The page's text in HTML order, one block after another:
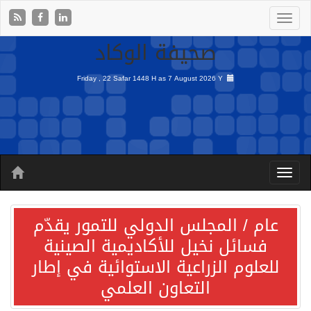
صحيفة الوكاد
Friday , 22 Safar 1448 H as7 August 2026 Y
عام / المجلس الدولي للتمور يقدّم
فسائل نخيل للأكاديمية الصينية
للعلوم الزراعية الاستوائية في إطار
التعاون العلمي